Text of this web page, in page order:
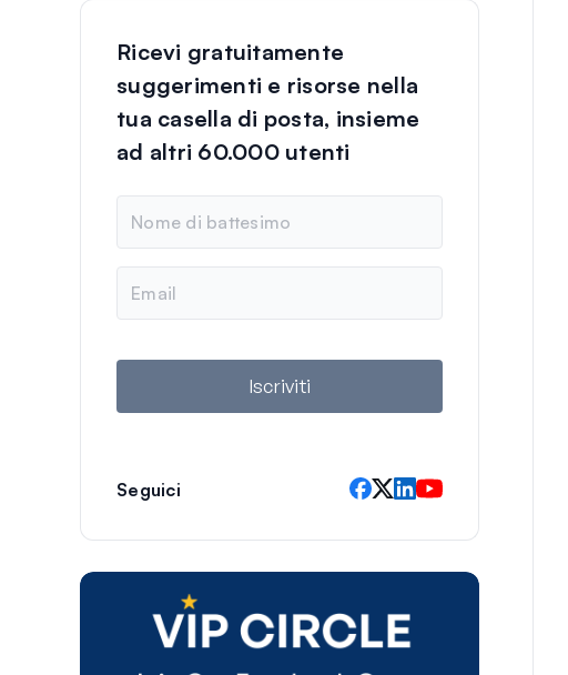
Ricevi gratuitamente
suggerimenti e risorse nella
tua casella di posta, insieme
ad altri 60.000 utenti
m
e
a
l
Iscriviti
Seguici